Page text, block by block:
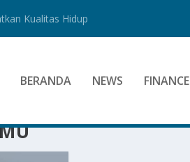
Kualitas Hidup
BERANDA NEWS FINANCE